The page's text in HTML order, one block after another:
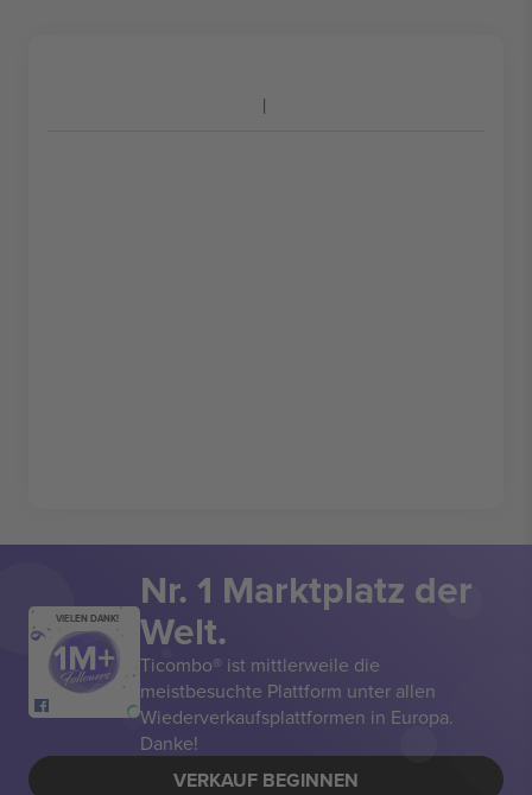
VIELEN DANK!
Nr. 1 Marktplatz der
Welt.
Ticombo® ist mittlerweile die
meistbesuchte Plattform unter allen
Wiederverkaufsplattformen in Europa.
Danke!
VERKAUF BEGINNEN